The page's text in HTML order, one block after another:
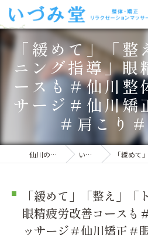
「緩めて」「整
ニング指導」眼
ースも＃仙川整
サージ＃仙川矯
＃肩こり
仙川の整体ならいづみ堂整体院 いづみ堂のブログ 「緩めて」「整え」「トレー
「緩めて」「整え」「
眼精疲労改善コースも
ッサージ＃仙川矯正＃